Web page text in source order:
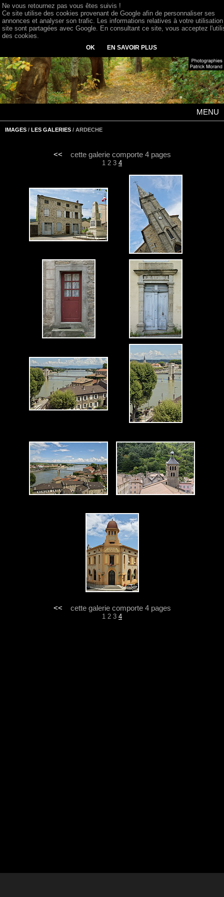
MENU
IMAGES / LES GALERIES / ARDECHE
<< cette galerie comporte 4 pages
1 2 3 4
<< cette galerie comporte 4 pages
1 2 3 4
Ne vous retournez pas vous êtes suivis !
Ce site utilise des cookies provenant de Google afin de personnaliser ses
annonces et analyser son trafic. Les informations relatives à votre
site sont partagées avec Google. En consultant ce site, vous acceptez
des cookies.
OK EN SAVOIR PLUS